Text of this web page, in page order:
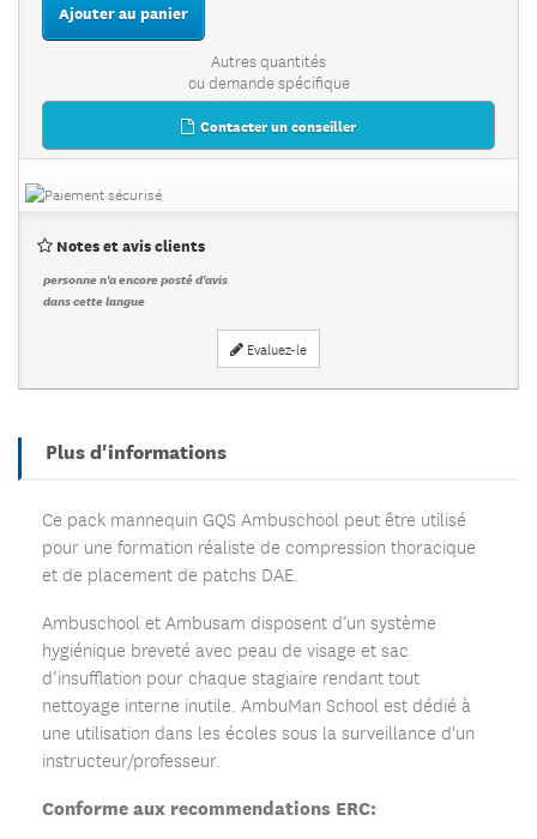
Ajouter au panier
Autres quantités
ou demande spécifique
Contacter un conseiller
Notes et avis clients
personne n'a encore posté d'avis
dans cette langue
Evaluez-le
Plus d'informations
Ce pack mannequin GQS Ambuschool peut être utilisé
pour une formation réaliste de compression thoracique
et de placement de patchs DAE.
Ambuschool et Ambusam disposent d’un système
hygiénique breveté avec peau de visage et sac
d’insufflation pour chaque stagiaire rendant tout
nettoyage interne inutile. AmbuMan School est dédié à
une utilisation dans les écoles sous la surveillance d'un
instructeur/professeur.
Conforme aux recommendations ERC: